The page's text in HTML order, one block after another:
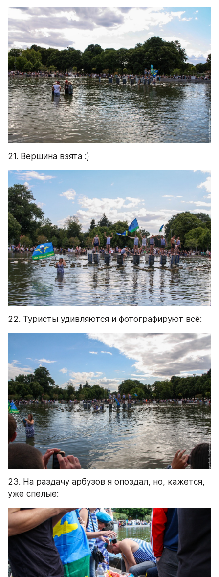
21. Вершина взята :)
22. Туристы удивляются и фотографируют всё:
23. На раздачу арбузов я опоздал, но, кажется,
уже спелые: